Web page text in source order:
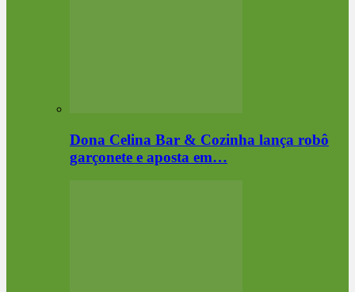
Dona Celina Bar & Cozinha lança robô
garçonete e aposta em…